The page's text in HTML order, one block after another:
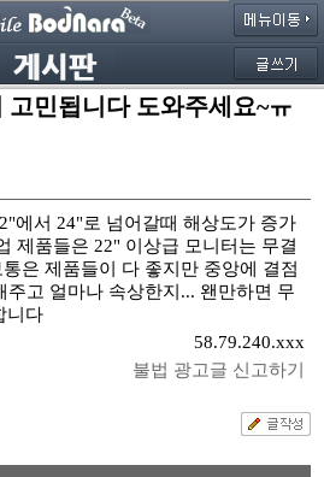
고민됩니다 도와주세요~ㅠ
에서 24"로 넘어갈때 해상도가 증가
제품들은 22" 이상급 모니터는 무결
은 제품들이 다 좋지만 중앙에 결점
주고 얼마나 속상한지... 왠만하면 무
니다
58.79.240.xxx
불법 광고글 신고하기